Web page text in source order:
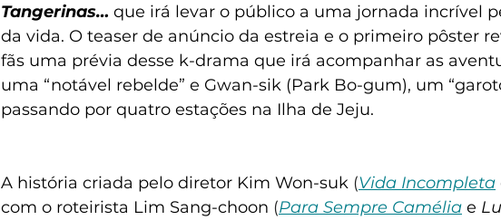
Tangerinas… que irá levar o público a uma jornada incrível
da vida. O teaser de anúncio da estreia e o primeiro pôster
fãs uma prévia desse k-drama que irá acompanhar as
uma “notável rebelde” e Gwan-sik (Park Bo-gum), um
passando por quatro estações na Ilha de Jeju.
A história criada pelo diretor Kim Won-suk (Vida Incompleta
com o roteirista Lim Sang-choon (Para Sempre Camélia e